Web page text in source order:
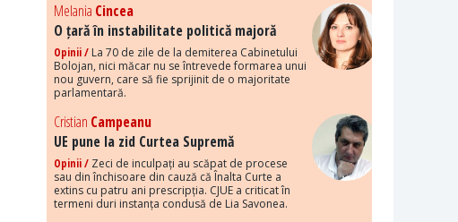
Melania Cincea
O țară în instabilitate politică majoră
Opinii / La 70 de zile de la demiterea Cabinetului
Bolojan, nici măcar nu se întrevede formarea unui
nou guvern, care să fie sprijinit de o majoritate
parlamentară.
Cristian Campeanu
UE pune la zid Curtea Supremă
Opinii / Zeci de inculpați au scăpat de procese
sau din închisoare din cauză că Înalta Curte a
extins cu patru ani prescripția. CJUE a criticat în
termeni duri instanța condusă de Lia Savonea.